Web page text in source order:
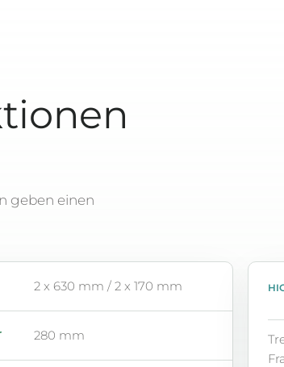
geben einen
Luftstromseparator
2 x 630 mm / 2 x 170 mm
280 mm